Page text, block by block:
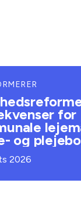
for
og
2026